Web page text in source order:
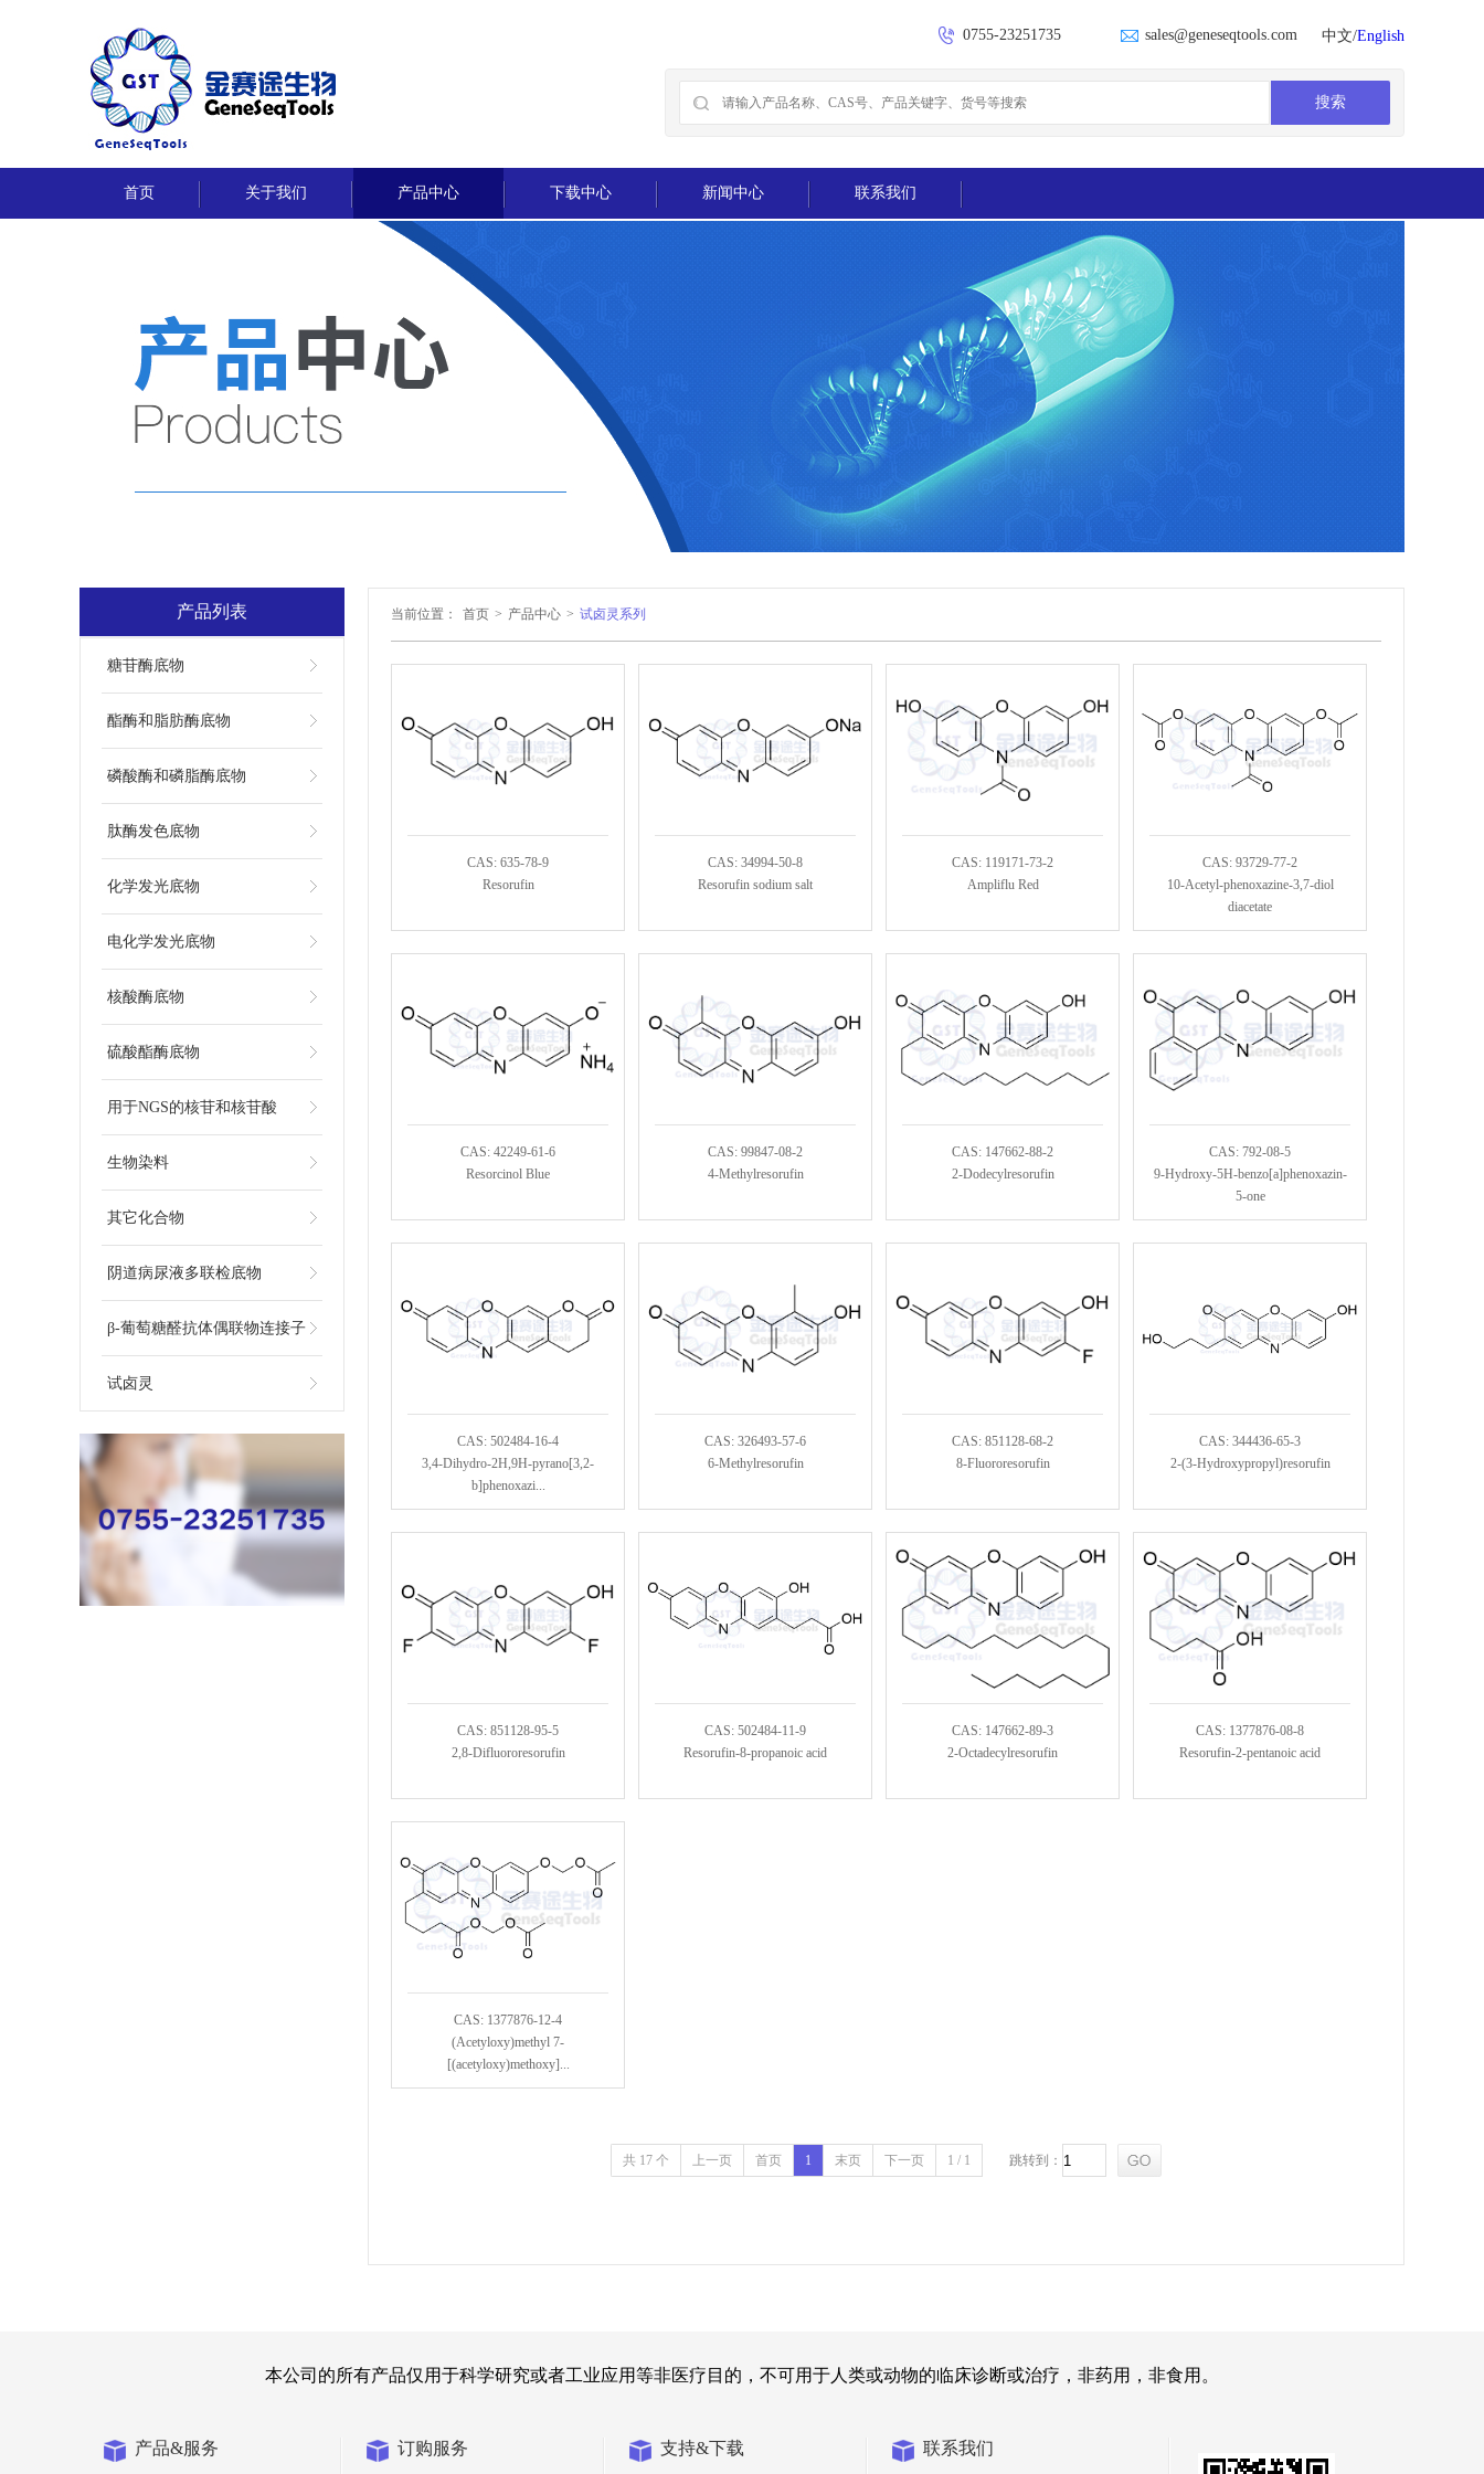
0755-23251735 sales@geneseqtools.com 中文/English
首页 关于我们 产品中心 下载中心 新闻中心 联系我们
产品列表
糖苷酶底物
酯酶和脂肪酶底物
磷酸酶和磷脂酶底物
肽酶发色底物
化学发光底物
电化学发光底物
核酸酶底物
硫酸酯酶底物
用于NGS的核苷和核苷酸
生物染料
其它化合物
阴道病尿液多联检底物
β-葡萄糖醛抗体偶联物连接子
试卤灵
当前位置： 首页 > 产品中心 > 试卤灵系列
CAS: 635-78-9
Resorufin
CAS: 34994-50-8
Resorufin sodium salt
CAS: 119171-73-2
Ampliflu Red
CAS: 93729-77-2
10-Acetyl-phenoxazine-3,7-diol
diacetate
CAS: 42249-61-6
Resorcinol Blue
CAS: 99847-08-2
4-Methylresorufin
CAS: 147662-88-2
2-Dodecylresorufin
CAS: 792-08-5
9-Hydroxy-5H-benzo[a]phenoxazin-
5-one
CAS: 502484-16-4
3,4-Dihydro-2H,9H-pyrano[3,2-
b]phenoxazi...
CAS: 326493-57-6
6-Methylresorufin
CAS: 851128-68-2
8-Fluororesorufin
CAS: 344436-65-3
2-(3-Hydroxypropyl)resorufin
CAS: 851128-95-5
2,8-Difluororesorufin
CAS: 502484-11-9
Resorufin-8-propanoic acid
CAS: 147662-89-3
2-Octadecylresorufin
CAS: 1377876-08-8
Resorufin-2-pentanoic acid
CAS: 1377876-12-4
(Acetyloxy)methyl 7-
[(acetyloxy)methoxy]...
共 17 个 上一页 首页 1 末页 下一页 1 / 1 跳转到：
本公司的所有产品仅用于科学研究或者工业应用等非医疗目的，不可用于人类或动物的临床诊断或治疗，非药用，非食用。
产品&服务 订购服务 支持&下载 联系我们